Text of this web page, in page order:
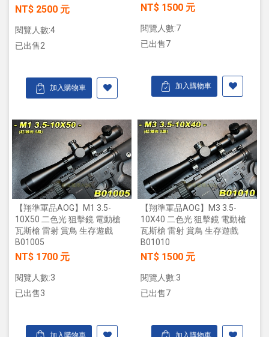
NT$ 2500 元
閱覽人數:4
已出售2
加入購物車
NT$ 1500 元
閱覽人數:7
已出售7
加入購物車
【翔準軍品AOG】M1 3.5-
10X50 二色光 狙擊鏡 電動槍
瓦斯槍 雷射 賞鳥 生存遊戲
B01005
NT$ 1700 元
閱覽人數:3
已出售3
【翔準軍品AOG】M3 3.5-
10X40 二色光 狙擊鏡 電動槍
瓦斯槍 雷射 賞鳥 生存遊戲
B01010
NT$ 1500 元
閱覽人數:3
已出售7